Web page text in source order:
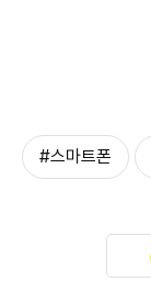
#스마트폰